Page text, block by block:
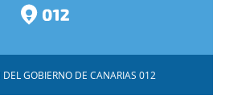
GOBIERNO DE CANARIAS 012